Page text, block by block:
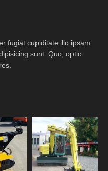
fugiat cupiditate illo ipsam
sunt. Quo, optio